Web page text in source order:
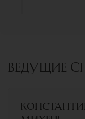
ВЕДУЩИЕ